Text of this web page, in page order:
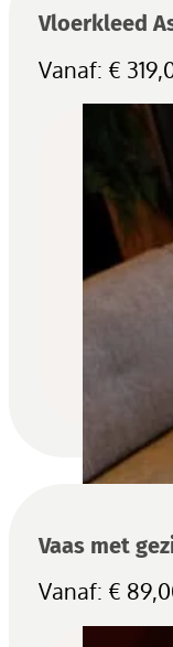
Vloerkleed
Vanaf: €
Vaas met
Vanaf: €